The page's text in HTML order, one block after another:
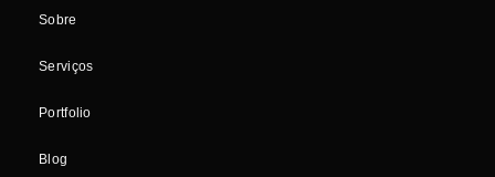
Sobre
Serviços
Portfolio
Blog